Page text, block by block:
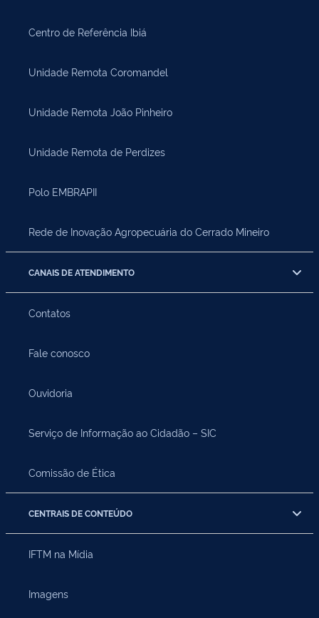
Centro de Referência Ibiá
Unidade Remota Coromandel
Unidade Remota João Pinheiro
Unidade Remota de Perdizes
Polo EMBRAPII
Rede de Inovação Agropecuária do Cerrado Mineiro
CANAIS DE ATENDIMENTO
Contatos
Fale conosco
Ouvidoria
Serviço de Informação ao Cidadão – SIC
Comissão de Ética
CENTRAIS DE CONTEÚDO
IFTM na Mídia
Imagens